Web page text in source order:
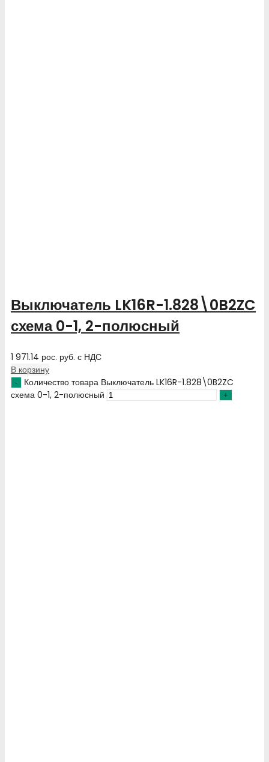
Выключатель LK16R-1.828\0B2ZC
схема 0-1, 2-полюсный
1 971.14 рос. руб. с НДС
В корзину
Количество товара Выключатель LK16R-1.828\0B2ZC
схема 0-1, 2-полюсный